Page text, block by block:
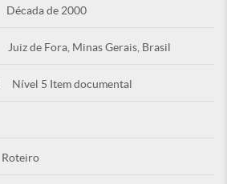
Década de 2000
Juiz de Fora, Minas Gerais, Brasil
Nível 5 Item documental
Roteiro